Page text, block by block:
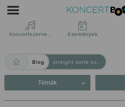
Blog:
straight
outta
KoncertBooking
Közvetlenül
Koncertszervezés Események
Blog
Témák